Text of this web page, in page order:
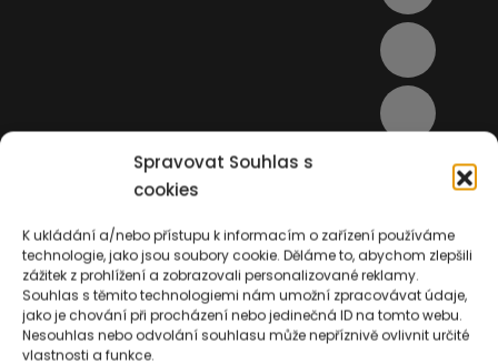
Spravovat Souhlas s
cookies
K ukládání a/nebo přístupu k informacím o zařízení používáme
technologie, jako jsou soubory cookie. Děláme to, abychom zlepšili
zážitek z prohlížení a zobrazovali personalizované reklamy.
Souhlas s těmito technologiemi nám umožní zpracovávat údaje,
jako je chování při procházení nebo jedinečná ID na tomto webu.
Nesouhlas nebo odvolání souhlasu může nepříznivě ovlivnit určité
vlastnosti a funkce.